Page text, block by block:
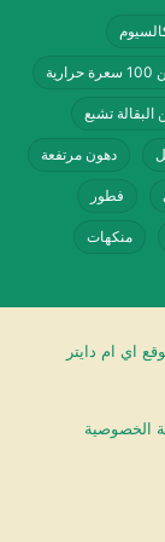
سعودي
البقالة تشبع
دهون مرتفعة
فطور
منكهات
الخصوصية